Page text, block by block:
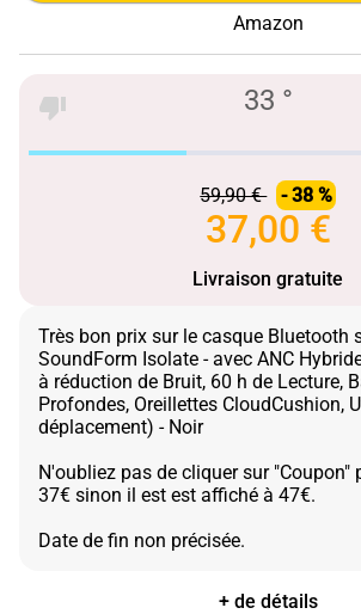
Amazon
33 °
59,90 € - 38 %
37,00 €
Livraison gratuite
Très bon prix sur le casque Bluetooth
SoundForm Isolate - avec ANC
à réduction de Bruit, 60 h de Lecture,
Profondes, Oreillettes CloudCushion,
déplacement) - Noir
N'oubliez pas de cliquer sur "Coupon"
37€ sinon il est est affiché à 47€.
+ de détails